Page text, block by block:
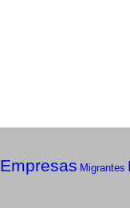
Empresas Migrantes